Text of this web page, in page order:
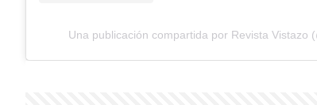
Una publicación compartida por Revista Vistazo